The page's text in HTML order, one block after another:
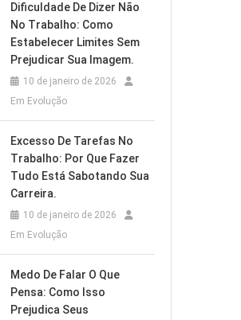
Dificuldade De Dizer Não
No Trabalho: Como
Estabelecer Limites Sem
Prejudicar Sua Imagem.
10 de janeiro de 2026
Em Evolução
Excesso De Tarefas No
Trabalho: Por Que Fazer
Tudo Está Sabotando Sua
Carreira.
10 de janeiro de 2026
Em Evolução
Medo De Falar O Que
Pensa: Como Isso
Prejudica Seus